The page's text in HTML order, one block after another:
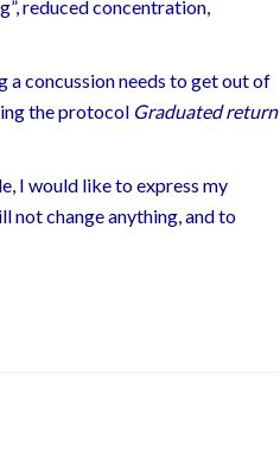
reduced concentration,
a concussion needs to get out of
the protocol Graduated return
I would like to express my
not change anything, and to